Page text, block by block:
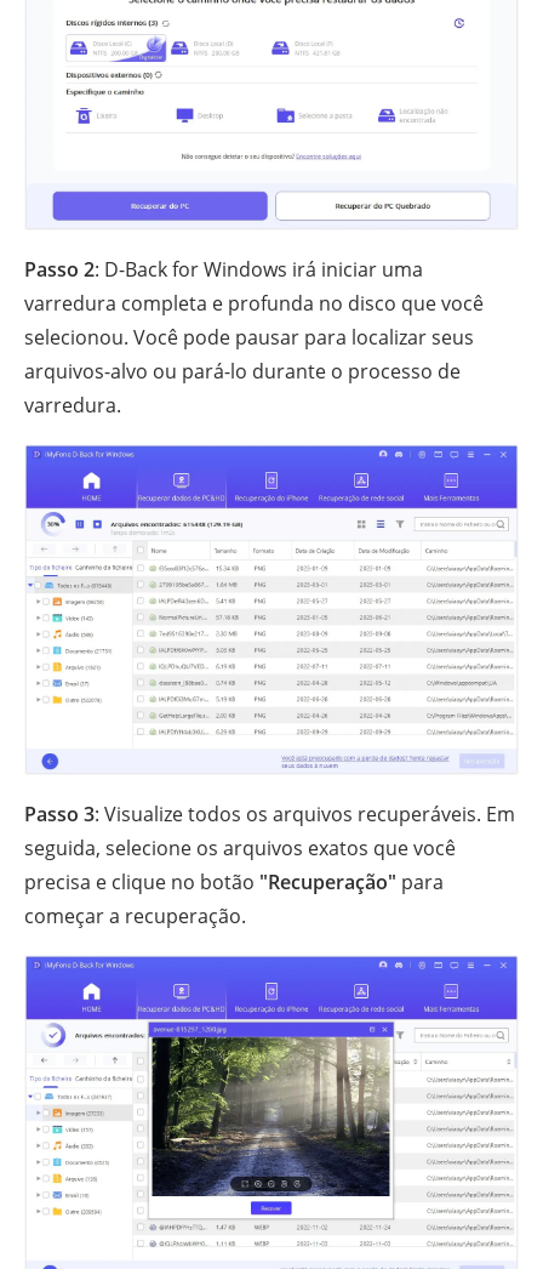
Passo 2: D-Back for Windows irá iniciar uma
varredura completa e profunda no disco que você
selecionou. Você pode pausar para localizar seus
arquivos-alvo ou pará-lo durante o processo de
varredura.
Passo 3: Visualize todos os arquivos recuperáveis. Em
seguida, selecione os arquivos exatos que você
precisa e clique no botão "Recuperação" para
começar a recuperação.